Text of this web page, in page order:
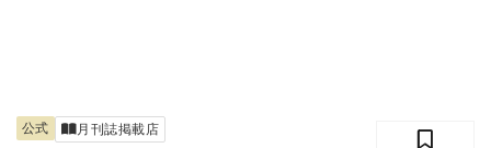
公式 月刊誌掲載店